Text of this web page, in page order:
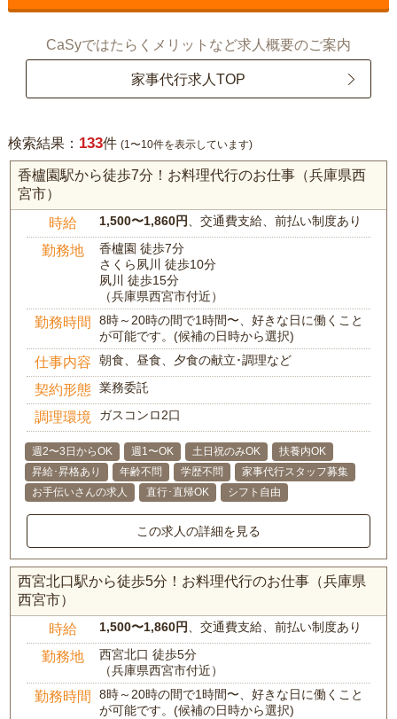
CaSyではたらくメリットなど求人概要のご案内
家事代行求人TOP
検索結果： 133件 (1〜10件を表示しています)
香櫨園駅から徒歩7分！お料理代行のお仕事（兵庫県西
宮市）
時給 1,500〜1,860円 、交通費支給、前払い制度あり
勤務地
香櫨園 徒歩7分
さくら夙川 徒歩10分
夙川 徒歩15分
（兵庫県西宮市付近）
勤務時間
8時～20時の間で1時間〜、好きな日に働くこと
が可能です。(候補の日時から選択)
仕事内容 朝食、昼食、夕食の献立･調理など
契約形態 業務委託
調理環境 ガスコンロ2口
週2〜3日からOK 週1〜OK 土日祝のみOK
扶養内OK
昇給･昇格あり
年齢不問 学歴不問
家事代行スタッフ募集
お手伝いさんの求人
直行･直帰OK シフト自由
この求人の詳細を見る
西宮北口駅から徒歩5分！お料理代行のお仕事（兵庫県
西宮市）
時給 1,500〜1,860円 、交通費支給、前払い制度あり
勤務地
西宮北口 徒歩5分
（兵庫県西宮市付近）
勤務時間
8時～20時の間で1時間〜、好きな日に働くこと
が可能です。(候補の日時から選択)